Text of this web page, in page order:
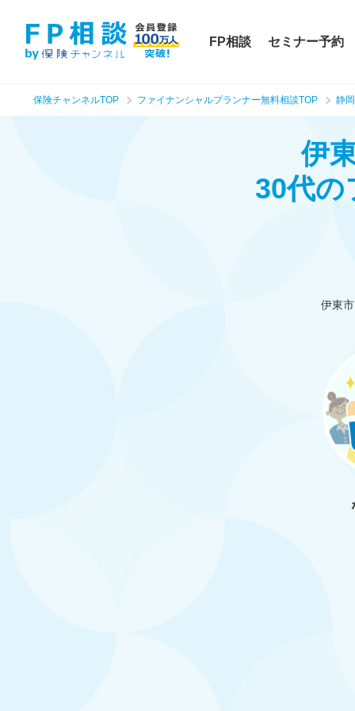
FP相談 セミナー予約
保険チャンネルTOP ファイナンシャルプランナー無料相談TOP 静
伊
30代の
伊東